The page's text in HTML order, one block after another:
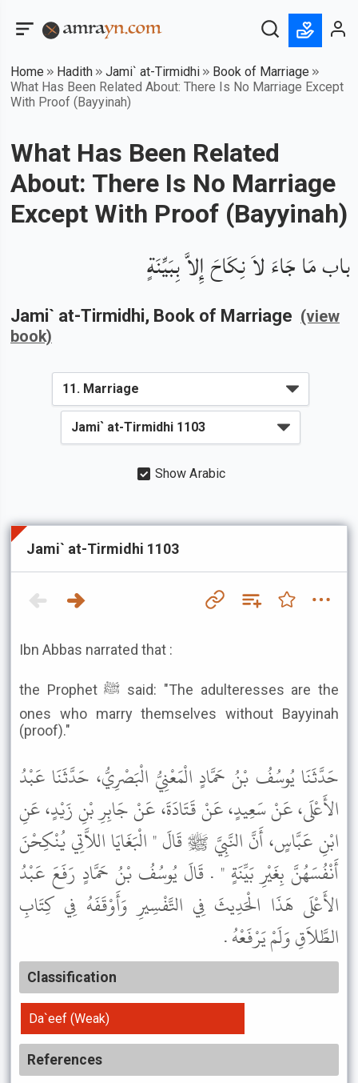
Home Hadith Jami` at-Tirmidhi
Book of Marriage
What Has Been Related About: There Is No Marriage Except
With Proof (Bayyinah)
What Has Been Related
About: There Is No Marriage
Except With Proof (Bayyinah)
باب مَا جَاءَ لاَ نِكَاحَ إِلاَّ بِبَيِّنَةٍ
Jami` at-Tirmidhi, Book of Marriage (view
book)
Show Arabic
Jami` at-Tirmidhi 1103
Ibn Abbas narrated that :
the Prophet ﷺ said: "The adulteresses are the
ones who marry themselves without Bayyinah
(proof)."
حَدَّثَنَا يُوسُفُ بْنُ حَمَّادٍ الْمَعْنِيُّ الْبَصْرِيُّ، حَدَّثَنَا عَبْدُ
الأَعْلَى، عَنْ سَعِيدٍ، عَنْ قَتَادَةَ، عَنْ جَابِرِ بْنِ زَيْدٍ، عَنِ
ابْنِ عَبَّاسٍ، أَنَّ النَّبِيَّ ﷺ قَالَ " الْبَغَايَا اللاَّتِي يُنْكِحْنَ
أَنْفُسَهُنَّ بِغَيْرِ بَيِّنَةٍ " . قَالَ يُوسُفُ بْنُ حَمَّادٍ رَفَعَ عَبْدُ
الأَعْلَى هَذَا الْحَدِيثَ فِي التَّفْسِيرِ وَأَوْقَفَهُ فِي كِتَابِ
الطَّلاَقِ وَلَمْ يَرْفَعْهُ .
Classification
Da`eef (Weak)
References